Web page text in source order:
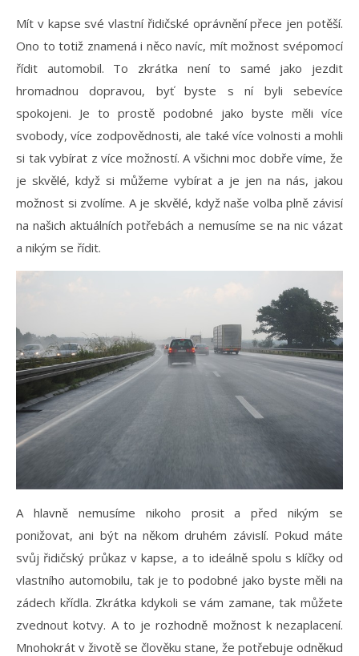
Mít v kapse své vlastní řidičské oprávnění přece jen potěší.
Ono to totiž znamená i něco navíc, mít možnost svépomocí
řídit automobil. To zkrátka není to samé jako jezdit
hromadnou dopravou, byť byste s ní byli sebevíce
spokojeni. Je to prostě podobné jako byste měli více
svobody, více zodpovědnosti, ale také více volnosti a mohli
si tak vybírat z více možností. A všichni moc dobře víme, že
je skvělé, když si můžeme vybírat a je jen na nás, jakou
možnost si zvolíme. A je skvělé, když naše volba plně závisí
na našich aktuálních potřebách a nemusíme se na nic vázat
a nikým se řídit.
A hlavně nemusíme nikoho prosit a před nikým se
ponižovat, ani být na někom druhém závislí. Pokud máte
svůj řidičský průkaz v kapse, a to ideálně spolu s klíčky od
vlastního automobilu, tak je to podobné jako byste měli na
zádech křídla. Zkrátka kdykoli se vám zamane, tak můžete
zvednout kotvy. A to je rozhodně možnost k nezaplacení.
Mnohokrát v životě se člověku stane, že potřebuje odněkud